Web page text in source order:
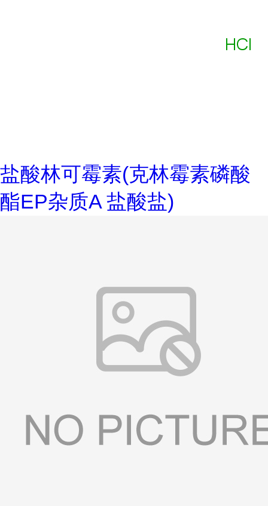
盐酸林可霉素(克林霉素磷酸
酯EP杂质A 盐酸盐)